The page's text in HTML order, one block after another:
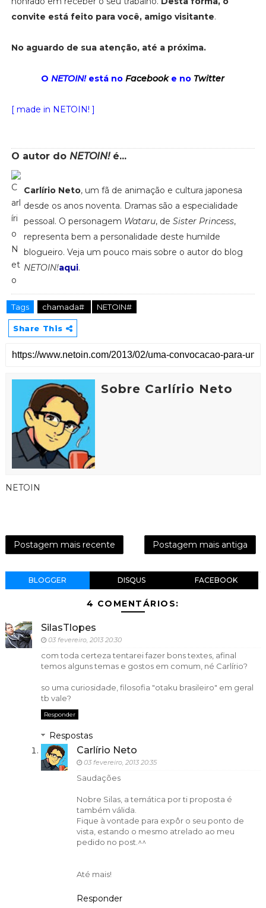
convite está feito para você, amigo visitante.
No aguardo de sua atenção, até a próxima.
ONETOIN!está noFacebooke no Twitter
[ made in NETOIN! ]
O autor do NETOIN!é...
Carlírio Neto, um fã de animação e cultura japonesa
desde os anos noventa. Dramas são a especialidade
pessoal. O personagem Wataru, de Sister Princess,
representa bem a personalidade deste humilde
blogueiro. Veja um pouco mais sobre o autor do blog
NETOIN!aqui.
Tags chamada# NETOIN#
Share This
Sobre Carlírio Neto
NETOIN
Postagem mais recente Postagem mais antiga
BLOGGER DISQUS FACEBOOK
4 COMENTÁRIOS:
SilasTlopes
03 fevereiro, 2013 20:30
com toda certeza tentarei fazer bons textes, afinal
temos alguns temas e gostos em comum, né Carlírio?
so uma curiosidade, filosofia "otaku brasileiro" em geral
tb vale?
Responder
Respostas
Carlírio Neto
03 fevereiro, 2013 20:35
Saudações
Nobre Silas, a temática por ti proposta é
também válida.
Fique à vontade para expôr o seu ponto de
vista, estando o mesmo atrelado ao meu
pedido no post.^^
Até mais!
Responder